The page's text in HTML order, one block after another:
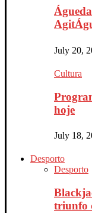
July 20,
Cultura
hoje
July 18,
Desporto
Desporto
triunfo